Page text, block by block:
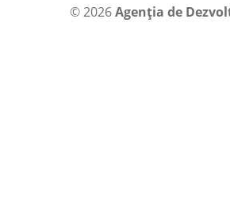
© 2026Agenția de